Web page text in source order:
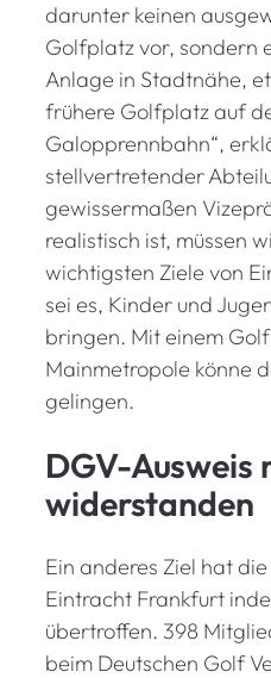
darunter keinen
Golfplatz vor, sondern
Anlage in Stadtnähe,
frühere Golfplatz auf
Galopprennbahn“,
stellvertretender
gewissermaßen
realistisch ist, müssen
wichtigsten Ziele von
sei es, Kinder und
bringen. Mit einem
Mainmetropole könne
gelingen.
DGV-Ausweis
widerstanden
Ein anderes Ziel hat
Eintracht Frankfurt
übertroffen. 398
beim Deutschen Golf